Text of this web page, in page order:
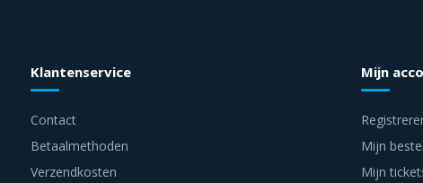
Klantenservice
Contact
Betaalmethoden
Verzendkosten
Mijn
Mijn
Mijn